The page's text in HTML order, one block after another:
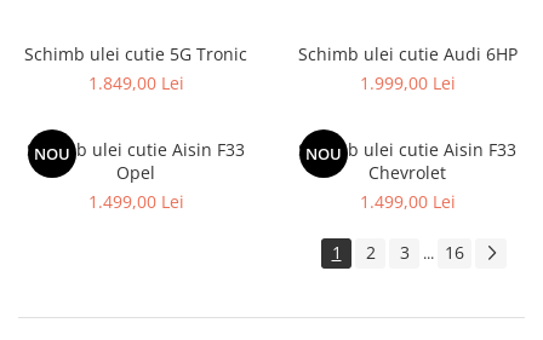
Schimb ulei cutie 5G Tronic
1.849,00 Lei
Schimb ulei cutie Audi 6HP
1.999,00 Lei
NOU
Schimb ulei cutie Aisin F33
Opel
1.499,00 Lei
NOU
Schimb ulei cutie Aisin F33
Chevrolet
1.499,00 Lei
1 2 3 ... 16